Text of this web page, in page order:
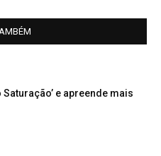
e apreende mais